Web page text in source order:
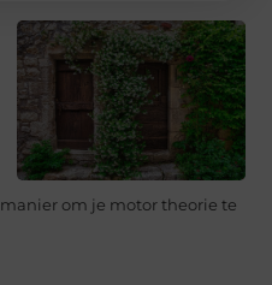
om je motor theorie te